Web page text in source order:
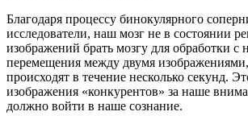
Благодаря процессу бинокулярного
исследователи, наш мозг не в состоянии
изображений брать мозгу для обработки
перемещения между двумя
происходят в течение несколько секунд.
изображения «конкурентов» за наше
должно войти в наше сознание.